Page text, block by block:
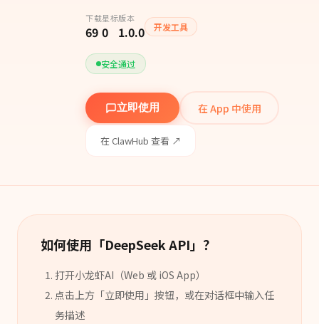
下载
69
星标
0
版本
1.0.0 开发工具
安全通过
立即使用 在 App 中使用
在 ClawHub 查看 ↗
如何使用「DeepSeek API」？
打开小龙虾AI（Web 或 iOS App）
点击上方「立即使用」按钮，或在对话框中输入任
务描述